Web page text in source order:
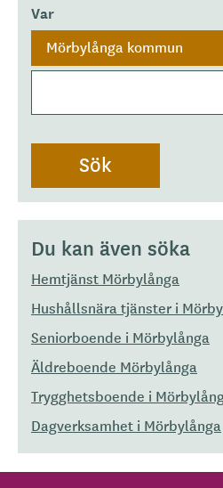
Var
Mörbylånga kommun
Du kan även söka
Hemtjänst Mörbylånga
Hushållsnära tjänster i
Seniorboende i Mörbylånga
Äldreboende Mörbylånga
Trygghetsboende i
Dagverksamhet i Mörbylånga